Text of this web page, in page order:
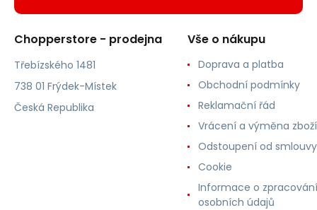
Chopperstore - prodejna
Třebízského 1481
738 01 Frýdek-Místek
Česká Republika
Vše o nákupu
Doprava a platba
Obchodní podmínky
Reklamační řád
Vrácení a výměna zboží
Odstoupení od smlouvy
Cookie
Informace o zpracování
osobních údajů